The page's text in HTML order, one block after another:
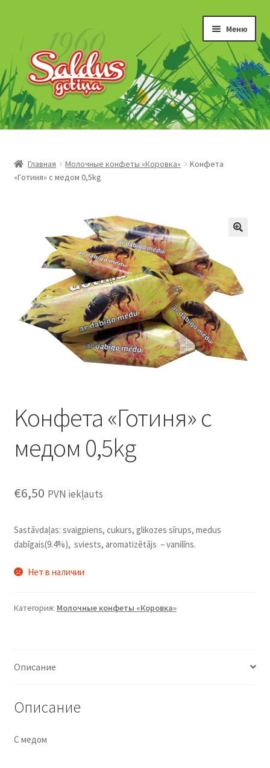
навигации
содержимому
Меню
“Gotiņas”
Īriss un šerberts
Šokolādes produkti
Konditoreja
Главная Молочные конфеты «Коровка»
Kонфета
«Готиня» с медом 0,5kg
Kонфета «Готиня» с
медом 0,5kg
€6,50 PVN iekļauts
Sastāvdaļas: svaigpiens, cukurs, glikozes sīrups, medus
dabīgais(9.4%), sviests, aromatizētājs – vanilīns.
Нет в наличии
Категория: Молочные конфеты «Коровка»
Описание
Описание
С медом